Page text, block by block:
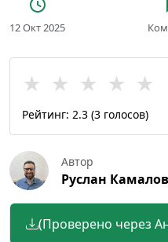
12 Окт 2025
★ ★ ★ ★ ★
Рейтинг: 2.3 (3 голосов)
Автор
Руслан Камалов
(Проверено через